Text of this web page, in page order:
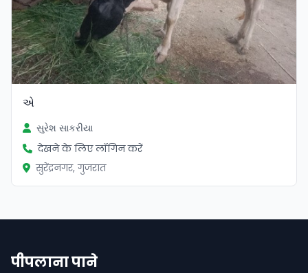
એ
સુરેશ સાકરીયા
देखने के लिए लॉगिन करें
सुरेंद्रनगर, गुजरात
पीपलाना पाने